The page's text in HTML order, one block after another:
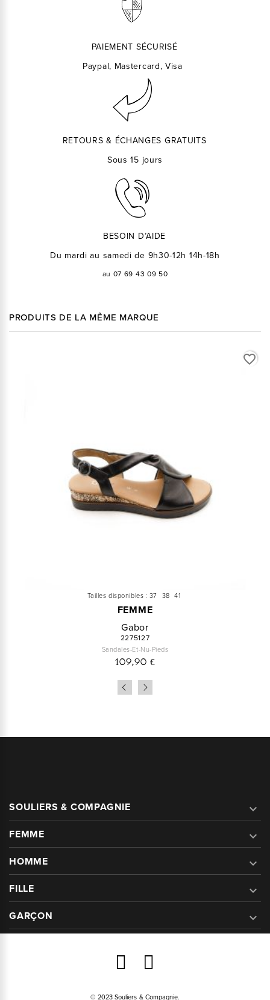
PAIEMENT SÉCURISÉ
Paypal, Mastercard, Visa
RETOURS & ÉCHANGES GRATUITS
Sous 15 jours
BESOIN D’AIDE
Du mardi au samedi de 9h30-12h 14h-18h
au 07 69 43 09 50
PRODUITS DE LA MÊME MARQUE
Tailles disponibles : 37 38 41
FEMME
Gabor
2275127
Sandales-Et-Nu-Pieds
109,90 €
favorite_border
SOULIERS & COMPAGNIE 
FEMME 
HOMME 
FILLE 
GARÇON 
© 2023 Souliers & Compagnie.